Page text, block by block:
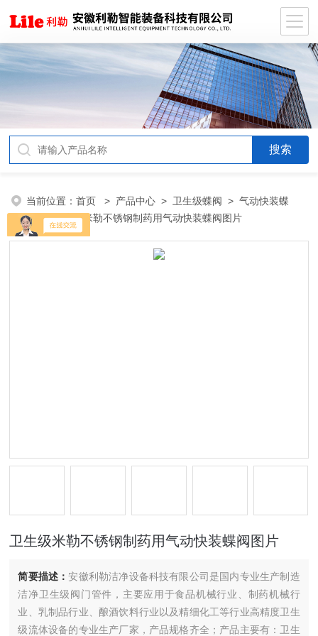
当前位置：首页 > 产品中心 > 卫生级蝶阀 >气动快装蝶
阀
> 卫生级米勒不锈钢制药用气动快装蝶阀图片
卫生级米勒不锈钢制药用气动快装蝶阀图片
简要描述：安徽利勒洁净设备科技有限公司是国内专业生产制造
洁净卫生级阀门管件，主要应用于食品机械行业、制药机械行
业、乳制品行业、酿酒饮料行业以及精细化工等行业高精度卫生
级流体设备的专业生产厂家，产品规格齐全；产品主要有：卫生